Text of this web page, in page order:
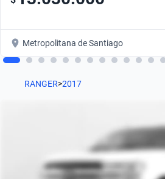
Metropolitana de Santiago
RANGER>2017